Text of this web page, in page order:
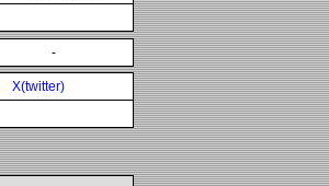
-
X(twitter)